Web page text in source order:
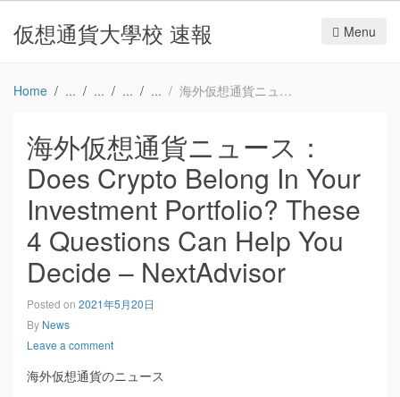
仮想通貨大學校 速報 Menu
Home 海外仮想通貨ニュース：Does Crypto Belong In Your Investment Portfolio? These 4 Questions Can Help You Decide – NextAdvisor
海外仮想通貨ニュース：
Does Crypto Belong In Your
Investment Portfolio? These
4 Questions Can Help You
Decide – NextAdvisor
Posted on 2021年5月20日
By News
Leave a comment
海外仮想通貨のニュース